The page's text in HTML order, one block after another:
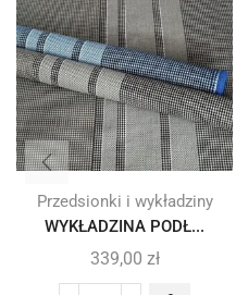
Przedsionki i wykładziny
WYKŁADZINA PODŁ...
339,00 zł